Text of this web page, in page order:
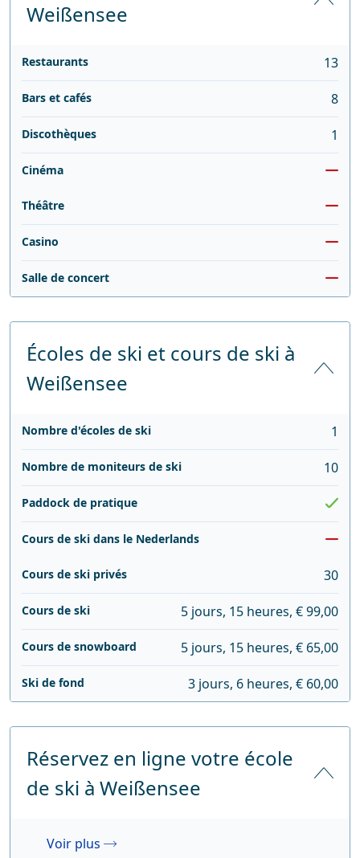
Weißensee
Restaurants 13
Bars et cafés 8
Discothèques 1
Cinéma
Théâtre
Casino
Salle de concert
Écoles de ski et cours de ski à
Weißensee
Nombre d'écoles de ski 1
Nombre de moniteurs de ski 10
Paddock de pratique
Cours de ski dans le Nederlands
Cours de ski privés 30
Cours de ski 5 jours, 15 heures, € 99,00
Cours de snowboard 5 jours, 15 heures, € 65,00
Ski de fond 3 jours, 6 heures, € 60,00
Réservez en ligne votre école
de ski à Weißensee
Voir plus